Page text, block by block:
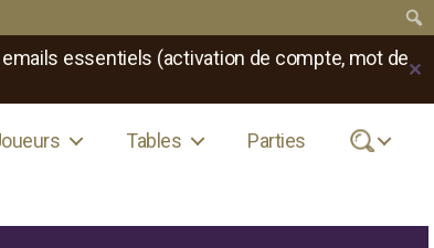
essentiels (activation de compte, mot de✕
Tables Parties .